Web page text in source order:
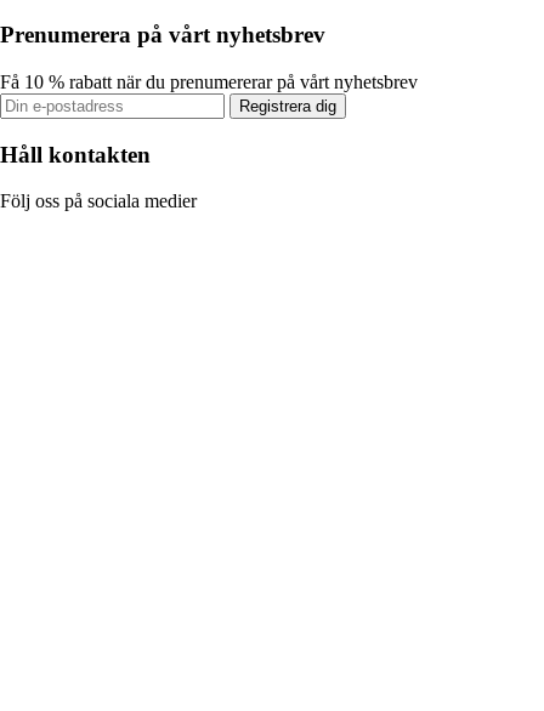
Prenumerera på vårt nyhetsbrev
Få 10 % rabatt när du prenumererar på vårt nyhetsbrev
Registrera dig
Håll kontakten
Följ oss på sociala medier